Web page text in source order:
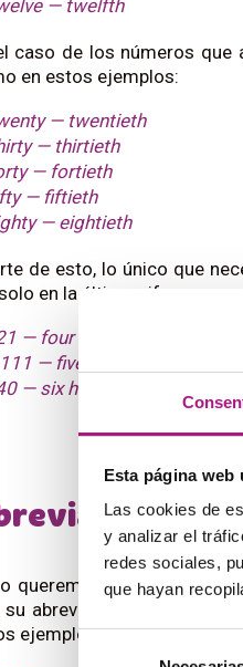
Esta página web
Las cookies de
y analizar el
redes sociales,
que hayan
Selección
—twelfth
caso de los números que
en estos ejemplos:
— twentieth
— thirtieth
— fortieth
— fiftieth
—eightieth
de esto, lo único que
en la última cifra:
— four hundred and
— five thousand, one
— six hundred and fortieth
queremos escribir el
su abreviatura
ejemplos: